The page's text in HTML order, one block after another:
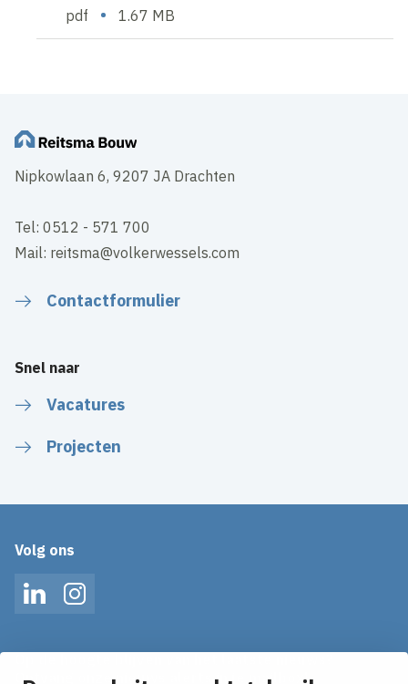
pdf
• 1.67 MB
Nipkowlaan 6, 9207 JA Drachten
Tel: 0512 - 571 700
Mail: reitsma@volkerwessels.com
Contactformulier
Snel naar
Vacatures
Projecten
Volg ons
LinkedInInstagram
Ontvang onze nieuws alerts in je mailbox!